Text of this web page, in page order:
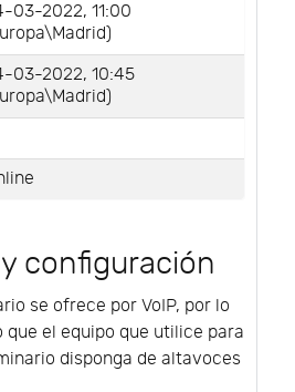
03-2022, 11:00
03-2022, 10:45
configuración
se ofrece por VoIP, por lo
que el equipo que utilice para
disponga de altavoces